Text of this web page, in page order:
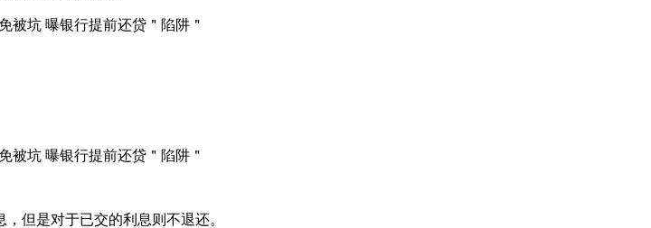
但是对于已交的利息则不退还。